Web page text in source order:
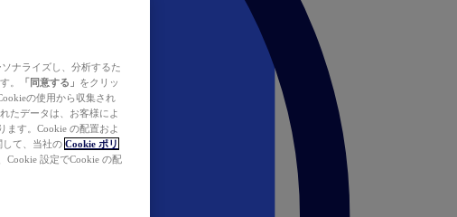
ナライズし、分析するた
。
「同意する」 をクリッ
の使用から収集され
たデータは、お客様によ
ます。Cookie の配置およ
して、当社の Cookie ポリ
Cookie 設定でCookie の配